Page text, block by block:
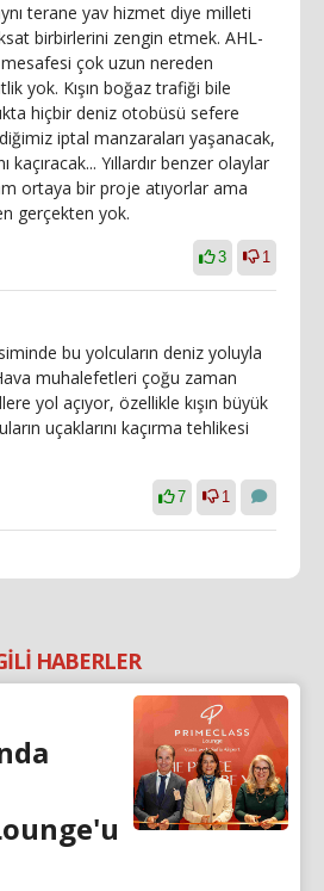
terane yav hizmet diye milleti
birbirlerini zengin etmek. AHL-
mesafesi çok uzun nereden
yok. Kışın boğaz trafiği bile
hiçbir deniz otobüsü sefere
iptal manzaraları yaşanacak,
kaçıracak... Yıllardır benzer olaylar
ortaya bir proje atıyorlar ama
gerçekten yok.
3 1
bu yolcuların deniz yoluyla
muhalefetleri çoğu zaman
yol açıyor, özellikle kışın büyük
uçaklarını kaçırma tehlikesi
7 1
HABERLER